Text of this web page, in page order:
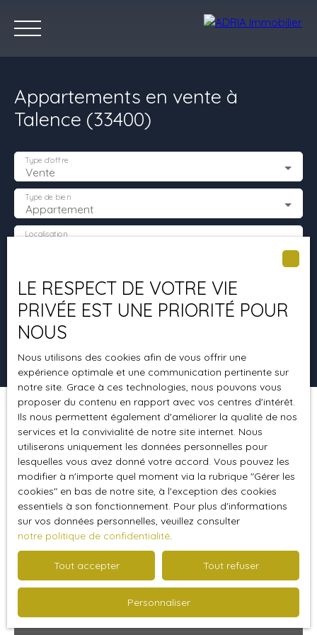
Accueil Acheter
Appartements en vente à
Talence (33400)
Vente
Type d'offre
Appartement
Type de bien
Localisation
Surface min (m²)
Rechercher
Pertinence
Trier par Créer une alerte
Nous contacter
Affaire exceptionnelle
LE RESPECT DE VOTRE VIE
PRIVÉE EST UNE PRIORITÉ POUR
NOUS
Nous utilisons des cookies afin de vous offrir une
expérience optimale et une communication pertinente sur
notre site. Grace à ces technologies, nous pouvons vous
proposer du contenu en rapport avec vos centres d'intérêt.
Ils nous permettent également d'améliorer la qualité de nos
services et la convivialité de notre site internet. Nous
utiliserons uniquement les données personnelles pour
lesquelles vous avez donné votre accord. Vous pouvez les
modifier à n'importe quel moment via la rubrique ″Gérer les
cookies″ en bas de notre site, à l'exception des cookies
essentiels à son fonctionnement. Pour plus d'informations
sur vos données personnelles, veuillez consulter
notre politique de confidentialité.
Tout accepter Tout refuser
Personnaliser